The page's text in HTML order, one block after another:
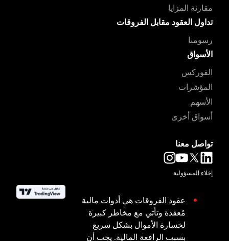
مقارنة المزايا
تداول العقود مقابل الفروقات
رسومنا
الأسواق
الفوركس
المؤشرات
الأسهم
أسواق أخرى
تواصل معنا
إخلاء المسؤولية
عقود الفروقات هي أدوات مالية
مُعقدة وتأتي مع مخاطر كبيرة
لخسارة الأموال بشكل سريع
بسبب الرافعة المالية. يجب أن